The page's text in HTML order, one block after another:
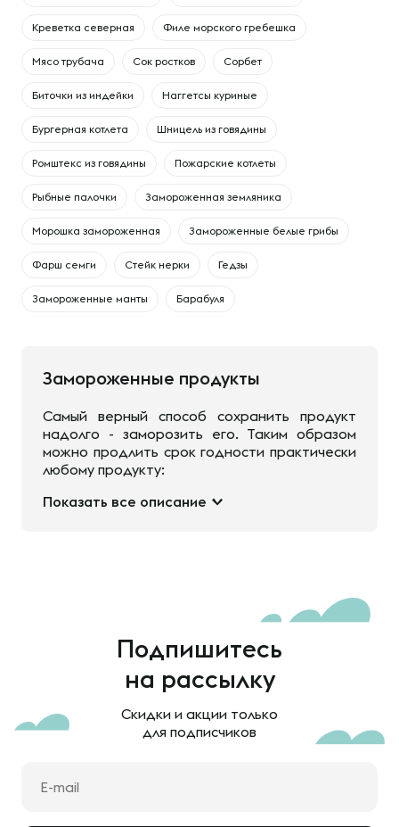
Креветка северная Филе морского гребешка
Мясо трубача Сок ростков Сорбет
Биточки из индейки Наггетсы куриные
Бургерная котлета Шницель из говядины
Ромштекс из говядины Пожарские котлеты
Рыбные палочки Замороженная земляника
Морошка замороженная Замороженные белые грибы
Фарш семги Стейк нерки Гедзы
Замороженные манты Барабуля
Замороженные продукты
Самый верный способ сохранить продукт
надолго - заморозить его. Таким образом
можно продлить срок годности практически
любому продукту:
Показать все описание
Подпишитесь
на рассылку
Скидки и акции только
для подписчиков